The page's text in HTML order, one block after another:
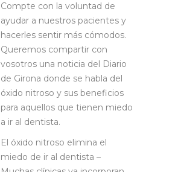
Compte con la voluntad de
ayudar a nuestros pacientes y
hacerles sentir más cómodos.
Queremos compartir con
vosotros una noticia del Diario
de Girona donde se habla del
óxido nitroso y sus beneficios
para aquellos que tienen miedo
a ir al dentista.
El óxido nitroso elimina el
miedo de ir al dentista –